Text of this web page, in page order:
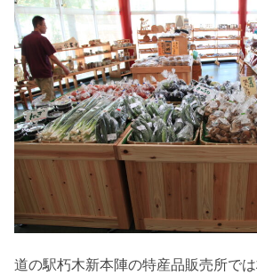
道の駅朽木新本陣の特産品販売所で